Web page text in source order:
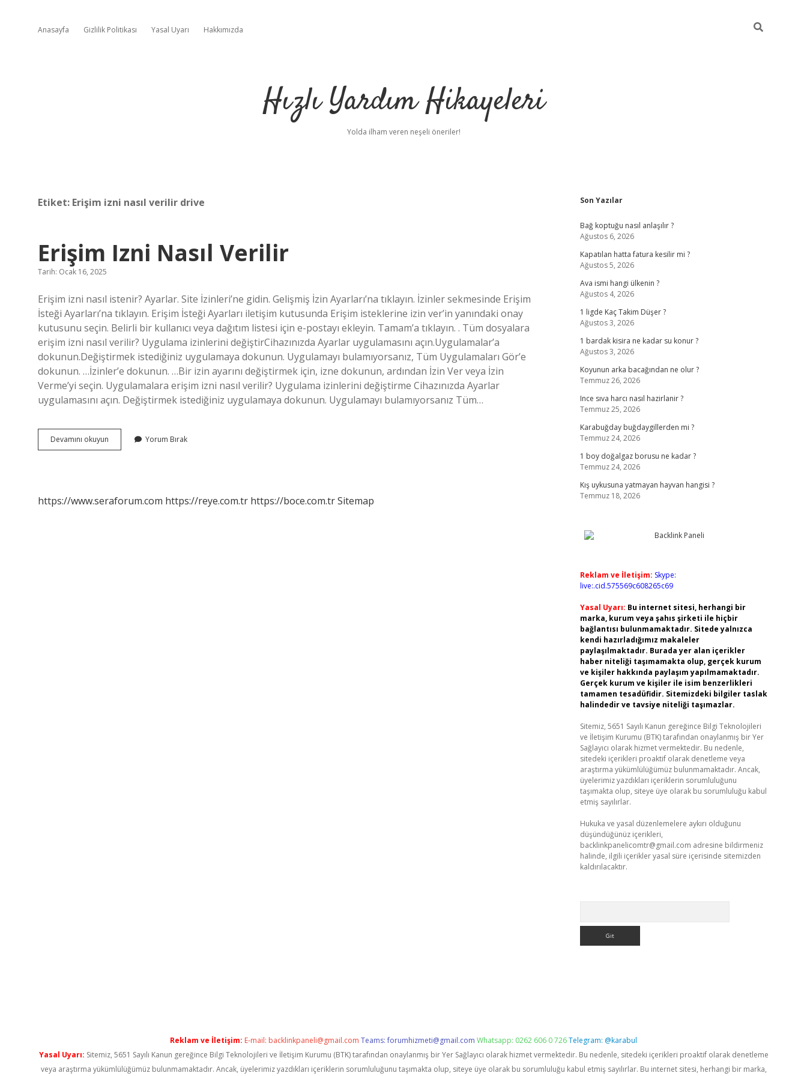
Anasayfa Gizlilik Politikası Yasal Uyarı Hakkımızda
Hızlı Yardım Hikayeleri
Yolda ilham veren neşeli öneriler!
Etiket: Erişim izni nasıl verilir drive
Erişim Izni Nasıl Verilir
Tarih: Ocak 16, 2025
Erişim izni nasıl istenir? Ayarlar. Site İzinleri’ne gidin. Gelişmiş İzin Ayarları’na tıklayın. İzinler sekmesinde Erişim
İsteği Ayarları’na tıklayın. Erişim İsteği Ayarları iletişim kutusunda Erişim isteklerine izin ver’in yanındaki onay
kutusunu seçin. Belirli bir kullanıcı veya dağıtım listesi için e-postayı ekleyin. Tamam’a tıklayın. . Tüm dosyalara
erişim izni nasıl verilir? Uygulama izinlerini değiştirCihazınızda Ayarlar uygulamasını açın.Uygulamalar’a
dokunun.Değiştirmek istediğiniz uygulamaya dokunun. Uygulamayı bulamıyorsanız, Tüm Uygulamaları Gör’e
dokunun. …İzinler’e dokunun. …Bir izin ayarını değiştirmek için, izne dokunun, ardından İzin Ver veya İzin
Verme’yi seçin. Uygulamalara erişim izni nasıl verilir? Uygulama izinlerini değiştirme Cihazınızda Ayarlar
uygulamasını açın. Değiştirmek istediğiniz uygulamaya dokunun. Uygulamayı bulamıyorsanız Tüm…
Devamını okuyun
Izni
Yorum Bırak
https://www.seraforum.com https://reye.com.tr https://boce.com.trSitemap
Sidebar
Son Yazılar
Bağ koptuğu nasıl anlaşılır ?
Ağustos 6, 2026
Kapatılan hatta fatura kesilir mi ?
Ağustos 5, 2026
Ava ismi hangi ülkenin ?
Ağustos 4, 2026
1 ligde Kaç Takim Düşer ?
Ağustos 3, 2026
1 bardak kisira ne kadar su konur ?
Ağustos 3, 2026
Koyunun arka bacağından ne olur ?
Temmuz 26, 2026
Ince sıva harcı nasıl hazirlanir ?
Temmuz 25, 2026
Karabuğday buğdaygillerden mi ?
Temmuz 24, 2026
1 boy doğalgaz borusu ne kadar ?
Temmuz 24, 2026
Kış uykusuna yatmayan hayvan hangisi ?
Temmuz 18, 2026
Reklam ve İletişim: Skype:
live:.cid.575569c608265c69
Yasal Uyarı: Bu internet sitesi, herhangi bir
marka, kurum veya şahıs şirketi ile hiçbir
bağlantısı bulunmamaktadır. Sitede yalnızca
kendi hazırladığımız makaleler
paylaşılmaktadır. Burada yer alan içerikler
haber niteliği taşımamakta olup, gerçek kurum
ve kişiler hakkında paylaşım yapılmamaktadır.
Gerçek kurum ve kişiler ile isim benzerlikleri
tamamen tesadüfidir. Sitemizdeki bilgiler taslak
halindedir ve tavsiye niteliği taşımazlar.
Sitemiz, 5651 Sayılı Kanun gereğince Bilgi Teknolojileri
ve İletişim Kurumu (BTK) tarafından onaylanmış bir Yer
Sağlayıcı olarak hizmet vermektedir. Bu nedenle,
sitedeki içerikleri proaktif olarak denetleme veya
araştırma yükümlülüğümüz bulunmamaktadır. Ancak,
üyelerimiz yazdıkları içeriklerin sorumluluğunu
taşımakta olup, siteye üye olarak bu sorumluluğu kabul
etmiş sayılırlar.
Hukuka ve yasal düzenlemelere aykırı olduğunu
düşündüğünüz içerikleri,
backlinkpanelicomtr@gmail.com adresine bildirmeniz
halinde, ilgili içerikler yasal süre içerisinde sitemizden
kaldırılacaktır.
Reklam ve İletişim: E-mail: backlinkpaneli@gmail.com Teams:forumhizmeti@gmail.com Whatsapp: 0262 606 0 726Telegram: @karabul
Yasal Uyarı: Sitemiz, 5651 Sayılı Kanun gereğince Bilgi Teknolojileri ve İletişim Kurumu (BTK) tarafından onaylanmış bir Yer Sağlayıcı olarak hizmet vermektedir. Bu nedenle, sitedeki içerikleri proaktif olarak denetleme
veya araştırma yükümlülüğümüz bulunmamaktadır. Ancak, üyelerimiz yazdıkları içeriklerin sorumluluğunu taşımakta olup, siteye üye olarak bu sorumluluğu kabul etmiş sayılırlar. Bu internet sitesi, herhangi bir marka,